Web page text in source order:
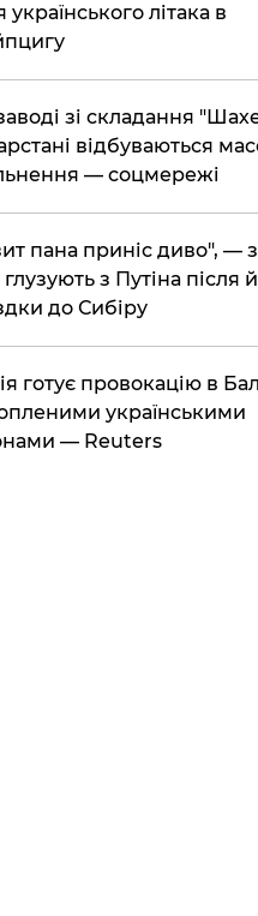
українського літака в
зі складання
відбуваються
— соцмережі
пана приніс диво", —
з Путіна після
до Сибіру
готує провокацію в
українськими
— Reuters